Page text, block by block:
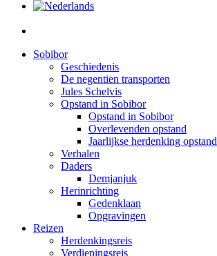
Sobibor
Geschiedenis
De negentien transporten
Jules Schelvis
Opstand in Sobibor
Opstand in Sobibor
Overlevenden opstand
Jaarlijkse herdenking opstand
Verhalen
Daders
Demjanjuk
Herinrichting
Gedenklaan
Opgravingen
Reizen
Herdenkingsreis
Verdiepingsreis